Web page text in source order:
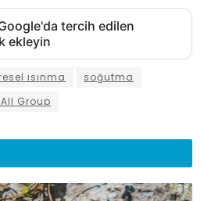
tercih edilen
ekleyin
ısınma
soğutma
Group